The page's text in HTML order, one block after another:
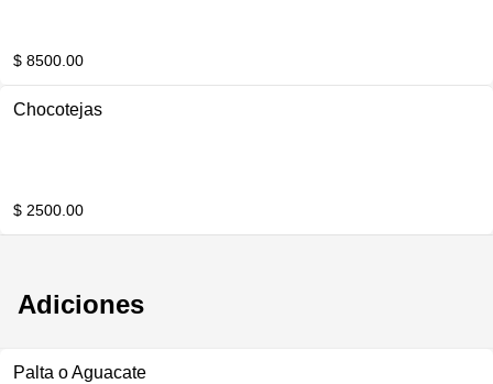
$ 8500.00
Chocotejas
$ 2500.00
Adiciones
Palta o Aguacate